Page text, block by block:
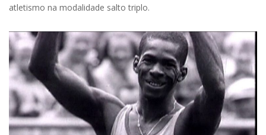
atletismo na modalidade salto triplo.